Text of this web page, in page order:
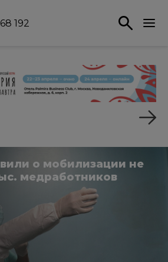
68 192
о мобилизации не
медработников